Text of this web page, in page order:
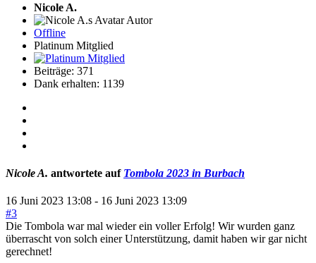
Nicole A.
Autor
Offline
Platinum Mitglied
Beiträge: 371
Dank erhalten: 1139
Nicole A. antwortete auf Tombola 2023 in Burbach
16 Juni 2023 13:08 - 16 Juni 2023 13:09
#3
Die Tombola war mal wieder ein voller Erfolg! Wir wurden ganz
überrascht von solch einer Unterstützung, damit haben wir gar nicht
gerechnet!